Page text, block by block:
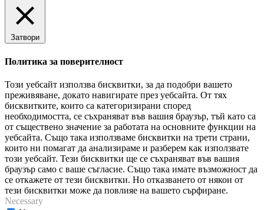
Затвори
Политика за поверителност
Този уебсайт използва бисквитки, за да подобри вашето
преживяване, докато навигирате през уебсайта. От тях
бисквитките, които са категоризирани според
необходимостта, се съхраняват във вашия браузър, тъй като са
от съществено значение за работата на основните функции на
уебсайта. Също така използваме бисквитки на трети страни,
които ни помагат да анализираме и разберем как използвате
този уебсайт. Тези бисквитки ще се съхраняват във вашия
браузър само с ваше съгласие. Също така имате възможност да
се откажете от тези бисквитки. Но отказването от някои от
тези бисквитки може да повлияе на вашето сърфиране.
Necessary